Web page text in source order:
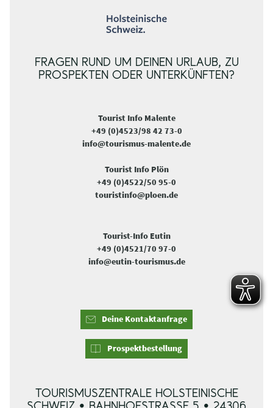
FRAGEN RUND UM DEINEN URLAUB, ZU
PROSPEKTEN ODER UNTERKÜNFTEN?
Tourist Info Malente
+49 (0)4523/98 42 73-0
info@tourismus-malente.de
Tourist Info Plön
+49 (0)4522/50 95-0
touristinfo@ploen.de
Tourist-Info Eutin
+49 (0)4521/70 97-0
info@eutin-tourismus.de
Deine Kontaktanfrage
Prospektbestellung
TOURISMUSZENTRALE HOLSTEINISCHE